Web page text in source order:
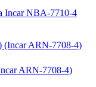
Incar NBA-7710-4
ARN-7708-4)